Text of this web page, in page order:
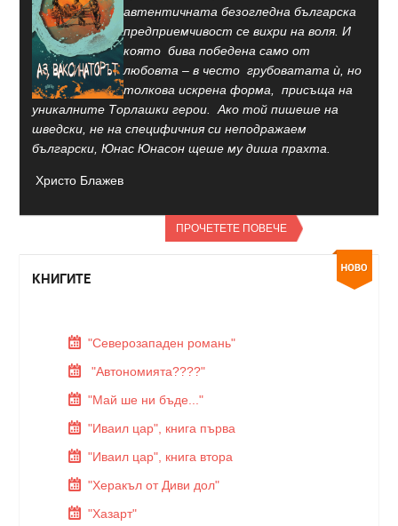
автентичната безогледна българска
предприемчивост се вихри на воля. И
която бива победена само от
любовта – в често грубоватата ѝ, но
толкова искрена форма, присъща на
уникалните Торлашки герои. Ако той пишеше на
шведски, не на специфичния си неподражаем
български, Юнас Юнасон щеше му диша прахта.
Христо Блажев
ПРОЧЕТЕТЕ ПОВЕЧЕ
КНИГИТЕ
"Северозападен романь"
"Автономията????"
"Май ше ни бъде..."
"Иваил цар", книга първа
"Иваил цар", книга втора
"Херакъл от Диви дол"
"Хазарт"